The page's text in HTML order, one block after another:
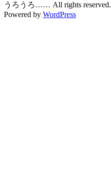
うろうろ…… All rights reserved.
Powered by WordPress